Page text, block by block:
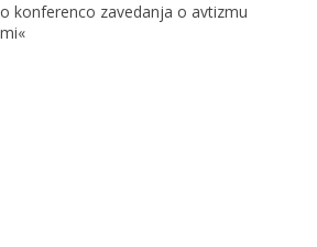
konferenco zavedanja o avtizmu